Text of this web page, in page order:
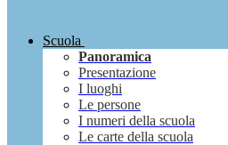
Scuola
Panoramica
Presentazione
I luoghi
Le persone
I numeri della scuola
Le carte della scuola